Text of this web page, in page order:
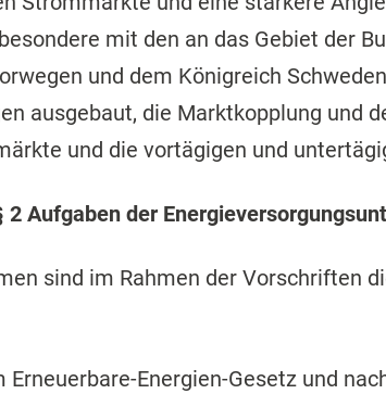
mit den an das Gebiet der
und dem Königreich
ausgebaut, die Marktkopplung und
und die vortägigen und
2 Aufgaben der
sind im Rahmen der Vorschriften
Energien-Gesetz und